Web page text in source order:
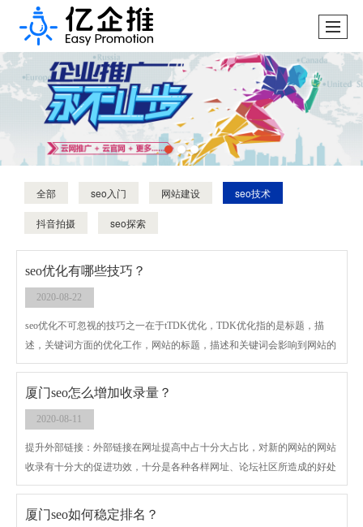
全部 seo入门 网站建设 seo技术
抖音拍摄 seo探索
seo优化有哪些技巧？
2020-08-22
seo优化不可忽视的技巧之一在于tTDK优化，TDK优化指的是标题，描
述，关键词方面的优化工作，网站的标题，描述和关键词会影响到网站的
整体优化效果，也会影响到用户的看法，这也是在优化时需要主要关注的
地方。
厦门seo怎么增加收录量？
2020-08-11
提升外部链接：外部链接在网址提高中占十分大占比，对新的网站的网站
收录有十分大的促进功效，十分是各种各样网址、论坛社区所造成的好处
远远超过你的想象。例如网页搜索的掌握、百科，搜狐的blog、问答平台
等这类都是你提高外部链接的好地方。
厦门seo如何稳定排名？